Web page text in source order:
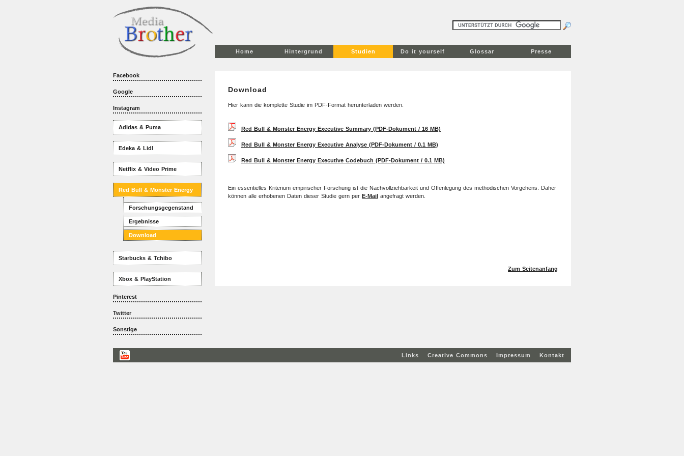
Home Hintergrund Studien Do it yourself Glossar Presse
Facebook
Google
Instagram
Adidas & Puma
Edeka & Lidl
Netflix & Video Prime
Red Bull & Monster Energy
Forschungsgegenstand
Ergebnisse
Download
Starbucks & Tchibo
Xbox & PlayStation
Pinterest
Twitter
Sonstige
Download
Hier kann die komplette Studie im PDF-Format herunterladen werden.
Red Bull & Monster Energy Executive Summary (PDF-Dokument / 16 MB)
Red Bull & Monster Energy Executive Analyse (PDF-Dokument / 0.1 MB)
Red Bull & Monster Energy Executive Codebuch (PDF-Dokument / 0.1 MB)
Ein essentielles Kriterium empirischer Forschung ist die Nachvollziehbarkeit und Offenlegung des methodischen Vorgehens. Daher
können alle erhobenen Daten dieser Studie gern per E-Mail angefragt werden.
Zum Seitenanfang
Links Creative Commons Impressum Kontakt